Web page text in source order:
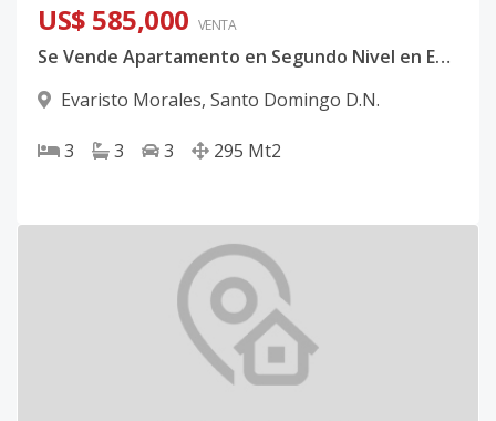
US$ 585,000 VENTA
Se Vende Apartamento en Segundo Nivel en Evaristo Morales – 3 Hab, Terraza + Locker
Evaristo Morales, Santo Domingo D.N.
3 3 3 295 Mt2